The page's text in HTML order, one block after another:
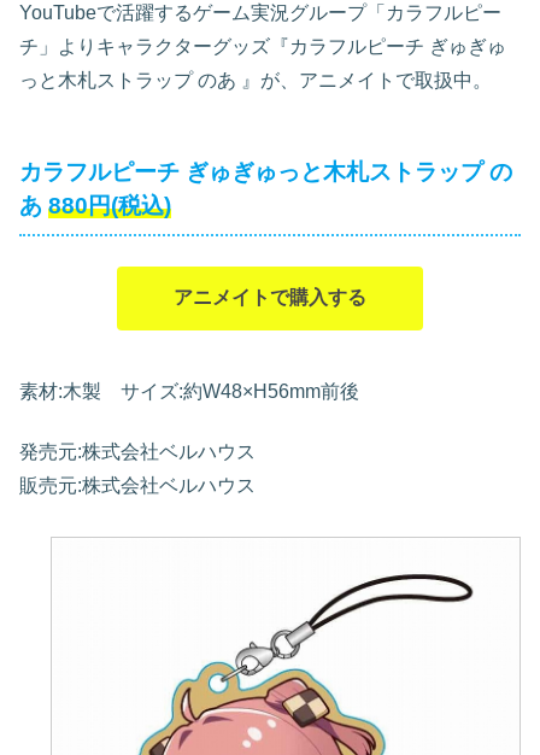
YouTubeで活躍するゲーム実況グループ「カラフルピー
チ」よりキャラクターグッズ『カラフルピーチ ぎゅぎゅ
っと木札ストラップ のあ 』が、アニメイトで取扱中。
カラフルピーチ ぎゅぎゅっと木札ストラップ の
あ 880円(税込)
アニメイトで購入する
素材:木製 サイズ:約W48×H56mm前後
発売元:株式会社ベルハウス
販売元:株式会社ベルハウス